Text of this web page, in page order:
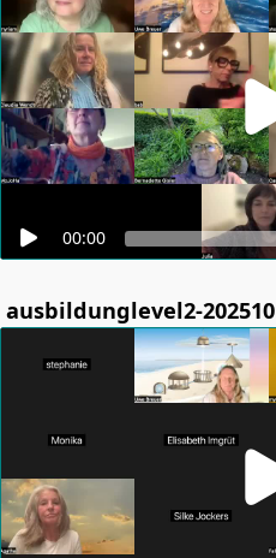
00:00
ausbildunglevel2-202510